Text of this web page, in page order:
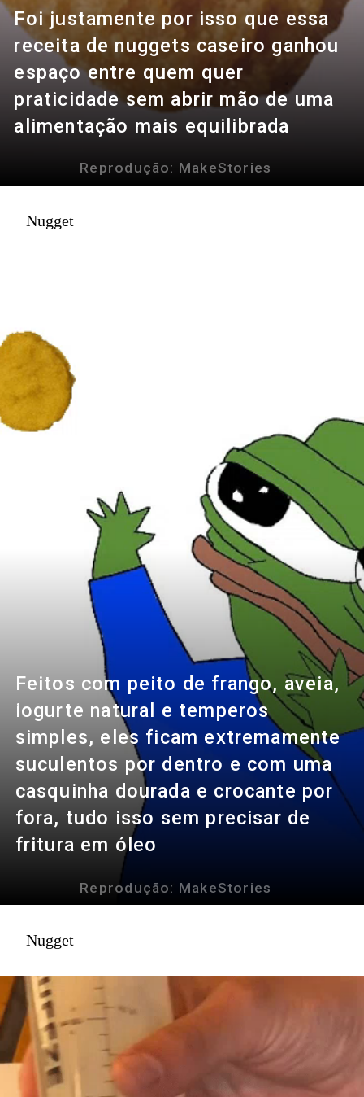
Foi justamente por isso que essa
receita de nuggets caseiro ganhou
espaço entre quem quer
praticidade sem abrir mão de uma
alimentação mais equilibrada
Reprodução: MakeStories
Nugget
Feitos com peito de frango, aveia,
iogurte natural e temperos
simples, eles ficam extremamente
suculentos por dentro e com uma
casquinha dourada e crocante por
fora, tudo isso sem precisar de
fritura em óleo
Reprodução: MakeStories
Nugget